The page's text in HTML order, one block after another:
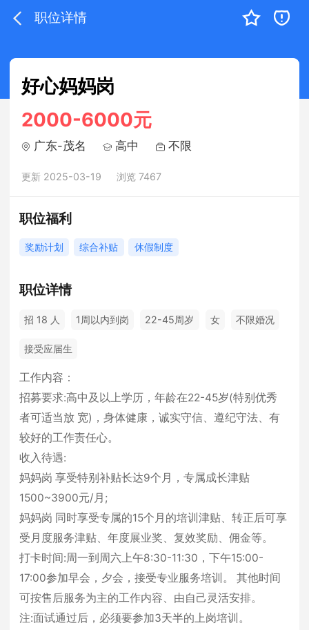
职位详情
好心妈妈岗
2000-6000元
广东-茂名 高中 不限
更新 2025-03-19 浏览 7467
职位福利
奖励计划 综合补贴 休假制度
职位详情
招 18 人 1周以内到岗 22-45周岁 女 不限婚况
接受应届生
工作内容：
招募要求:高中及以上学历，年龄在22-45岁(特别优秀
者可适当放 宽)，身体健康，诚实守信、遵纪守法、有
较好的工作责任心。
收入待遇:
妈妈岗 享受特别补贴长达9个月，专属成长津贴
1500~3900元/月;
妈妈岗 同时享受专属的15个月的培训津贴、转正后可享
受月度服务津贴、年度展业奖、复效奖励、佣金等。
打卡时间:周一到周六上午8:30-11:30，下午15:00-
17:00参加早会，夕会，接受专业服务培训。 其他时间
可按售后服务为主的工作内容、由自己灵活安排。
注:面试通过后，必须要参加3天半的上岗培训。